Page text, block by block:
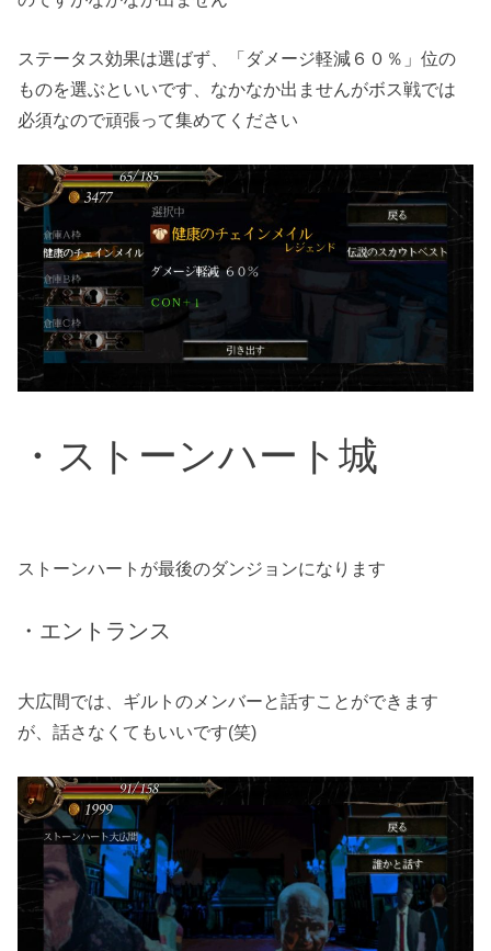
ステータス効果は選ばず、「ダメージ軽減６０％」位の
ものを選ぶといいです、なかなか出ませんがボス戦では
必須なので頑張って集めてください
・ストーンハート城
ストーンハートが最後のダンジョンになります
・エントランス
大広間では、ギルトのメンバーと話すことができます
が、話さなくてもいいです(笑)